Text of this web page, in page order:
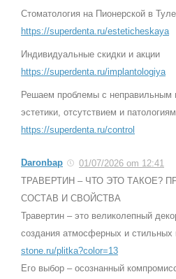
Стоматология на Пионерской в Туле
https://superdenta.ru/esteticheskaya
Индивидуальные скидки и акции
https://superdenta.ru/implantologiya
Решаем проблемы с неправильным
эстетики, отсутствием и
https://superdenta.ru/control
Daronbap
01/07/2026 om 12:41
ТРАВЕРТИН – ЧТО ЭТО ТАКОЕ?
СОСТАВ И СВОЙСТВА
Травертин – это великолепный
создания атмосферных и стильных
stone.ru/plitka?color=13
Его выбор – осознанный